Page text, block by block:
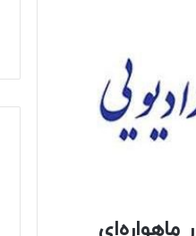
ماهواره‌ای